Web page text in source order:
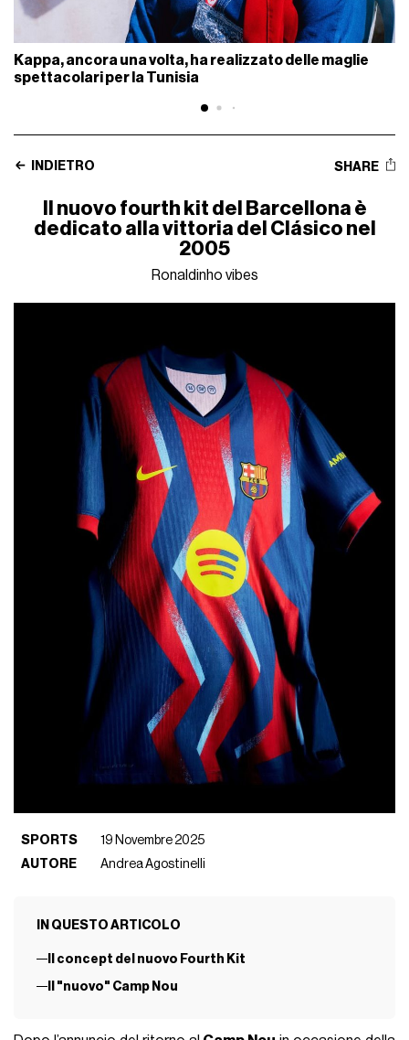
Kappa, ancora una volta, ha realizzato delle maglie
spettacolari per la Tunisia
INDIETRO SHARE
Il nuovo fourth kit del Barcellona è
dedicato alla vittoria del Clásico nel
2005
Ronaldinho vibes
SPORTS
19 Novembre 2025
AUTORE
Andrea Agostinelli
IN QUESTO ARTICOLO
Il concept del nuovo Fourth Kit
Il "nuovo" Camp Nou